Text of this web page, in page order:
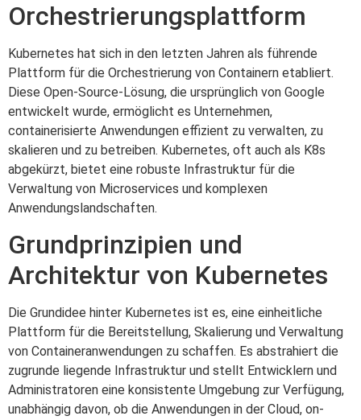
Orchestrierungsplattform
Kubernetes hat sich in den letzten Jahren als führende
Plattform für die Orchestrierung von Containern etabliert.
Diese Open-Source-Lösung, die ursprünglich von Google
entwickelt wurde, ermöglicht es Unternehmen,
containerisierte Anwendungen effizient zu verwalten, zu
skalieren und zu betreiben. Kubernetes, oft auch als K8s
abgekürzt, bietet eine robuste Infrastruktur für die
Verwaltung von Microservices und komplexen
Anwendungslandschaften.
Grundprinzipien und
Architektur von Kubernetes
Die Grundidee hinter Kubernetes ist es, eine einheitliche
Plattform für die Bereitstellung, Skalierung und Verwaltung
von Containeranwendungen zu schaffen. Es abstrahiert die
zugrunde liegende Infrastruktur und stellt Entwicklern und
Administratoren eine konsistente Umgebung zur Verfügung,
unabhängig davon, ob die Anwendungen in der Cloud, on-